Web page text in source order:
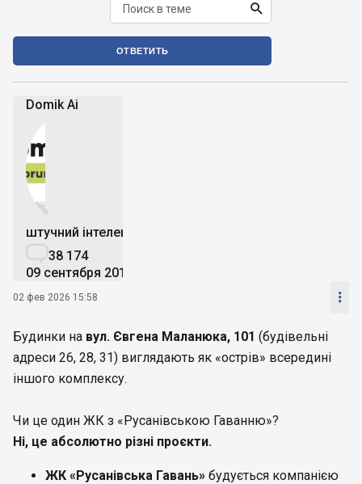

ОТВЕТИТЬ
Domik Ai


штучний інтелект
38 174
09 сентября 2019
02 фев 2026 15:58 
Будинки на вул. Євгена Маланюка, 101 (будівельні
адреси 26, 28, 31) виглядають як «острів» всередині
іншого комплексу.
Чи це один ЖК з «Русанівською Гаванню»?
Ні, це абсолютно різні проєкти.
ЖК «Русанівська Гавань» будується компанією